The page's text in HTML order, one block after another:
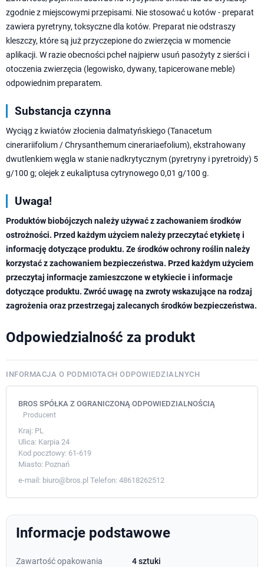
zgodnie z miejscowymi przepisami. Nie stosować u kotów - preparat
zawiera pyretryny, toksyczne dla kotów. Preparat nie odstraszy
kleszczy, które są już przyczepione do zwierzęcia w momencie
aplikacji. W razie obecności pcheł najpierw usuń pasożyty z sierści i
otoczenia zwierzęcia (legowisko, dywany, tapicerowane meble)
odpowiednim preparatem.
Substancja czynna
Wyciąg z kwiatów złocienia dalmatyńskiego (Tanacetum
cinerariifolium / Chrysanthemum cinerariaefolium), ekstrahowany
dwutlenkiem węgla w stanie nadkrytycznym (pyretryny i pyretroidy) 5
g/100 g; olejek z eukaliptusa cytrynowego 0,01 g/100 g.
Uwaga!
Produktów biobójczych należy używać z zachowaniem środków
ostrożności. Przed każdym użyciem należy przeczytać etykietę i
informację dotyczące produktu. Ze środków ochrony roślin należy
korzystać z zachowaniem bezpieczeństwa. Przed każdym użyciem
przeczytaj informacje zamieszczone w etykiecie i informacje
dotyczące produktu. Zwróć uwagę na zwroty wskazujące na rodzaj
zagrożenia oraz przestrzegaj zalecanych środków bezpieczeństwa.
Odpowiedzialność za produkt
INFORMACJA O PODMIOTACH ODPOWIEDZIALNYCH
BROS SPÓŁKA Z OGRANICZONĄ ODPOWIEDZIALNOŚCIĄ
Producent
Kraj: PL
Ulica: Karpia 24
Kod pocztowy: 61-619
Miasto: Poznań
e-mail: biuro@bros.pl Telefon: 48618262512
Informacje podstawowe
Zawartość opakowania 4 sztuki